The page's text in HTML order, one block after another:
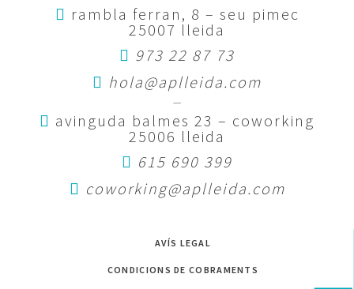
rambla ferran, 8 – seu pimec
25007 lleida
973 22 87 73
hola@aplleida.com
—
avinguda balmes 23 – coworking
25006 lleida
615 690 399
coworking@aplleida.com
AVÍS LEGAL
CONDICIONS DE COBRAMENTS